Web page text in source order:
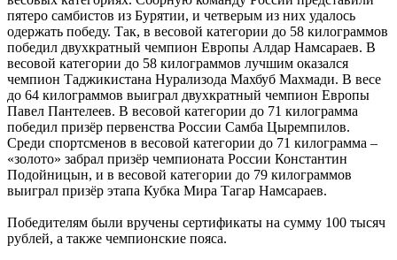
пятеро самбистов из Бурятии, и четверым из них удалось
одержать победу. Так, в весовой категории до 58 килограммов
победил двухкратный чемпион Европы Алдар Намсараев. В
весовой категории до 58 килограммов лучшим оказался
чемпион Таджикистана Нурализода Махбуб Махмади. В весе
до 64 килограммов выиграл двухкратный чемпион Европы
Павел Пантелеев. В весовой категории до 71 килограмма
победил призёр первенства России Самба Цыремпилов.
Среди спортсменов в весовой категории до 71 килограмма –
«золото» забрал призёр чемпионата России Константин
Подойницын, и в весовой категории до 79 килограммов
выиграл призёр этапа Кубка Мира Тагар Намсараев.
Победителям были вручены сертификаты на сумму 100 тысяч
рублей, а также чемпионские пояса.